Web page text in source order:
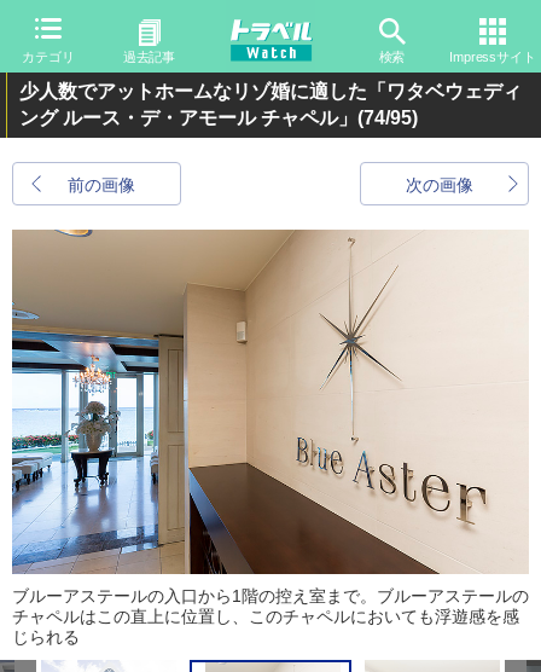
カテゴリ 過去記事 検索 Impressサイト
少人数でアットホームなリゾ婚に適した「ワタベウェディ
ング ルース・デ・アモール チャペル」 (74/95)
前の画像 次の画像
ブルーアステールの入口から1階の控え室まで。ブルーアステールの
チャペルはこの直上に位置し、このチャペルにおいても浮遊感を感
じられる